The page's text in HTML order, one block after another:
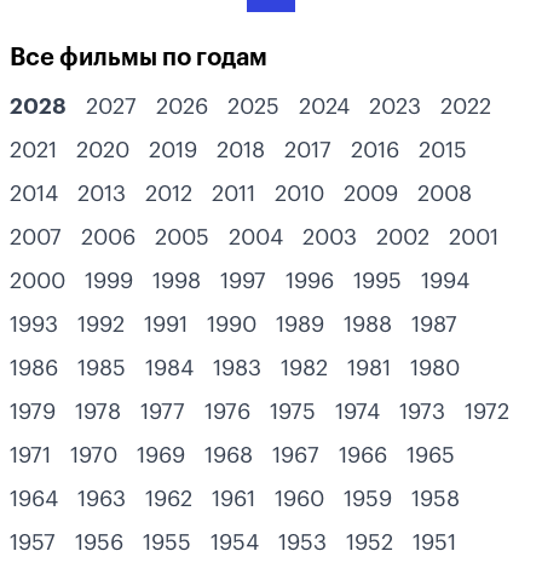
Все фильмы по годам
2028 2027 2026 2025 2024 2023
2022
2021
2020 2019 2018 2017 2016
2015
2014
2013 2012 2011 2010 2009
2008
2007
2006 2005 2004 2003 2002
2001
2000
1999 1998 1997 1996 1995
1994
1993
1992 1991 1990 1989 1988
1987
1986
1985 1984 1983 1982 1981
1980
1979
1978 1977 1976 1975 1974 1973
1972
1971
1970 1969 1968 1967 1966
1965
1964
1963 1962 1961 1960 1959
1958
1957
1956 1955 1954 1953 1952
1951